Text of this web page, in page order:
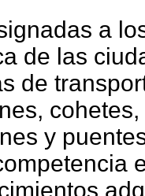
a
de las
de
y